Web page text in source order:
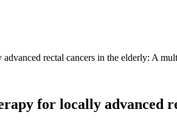
rectal cancers in the elderly: A
for locally advanced